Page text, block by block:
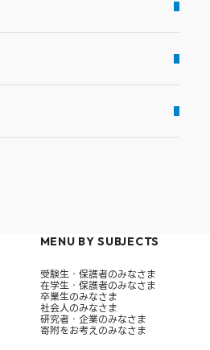
MENU BY SUBJECTS
受験生・保護者のみなさま
在学生・保護者のみなさま
卒業生のみなさま
社会人のみなさま
研究者・企業のみなさま
寄附をお考えのみなさま